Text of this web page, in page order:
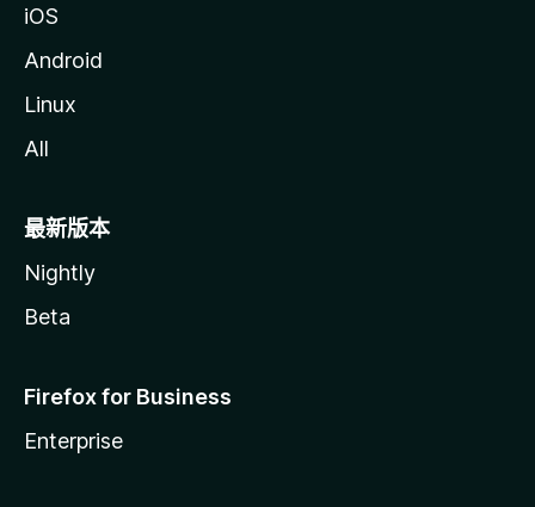
iOS
Android
Linux
All
最新版本
Nightly
Beta
Firefox for Business
Enterprise